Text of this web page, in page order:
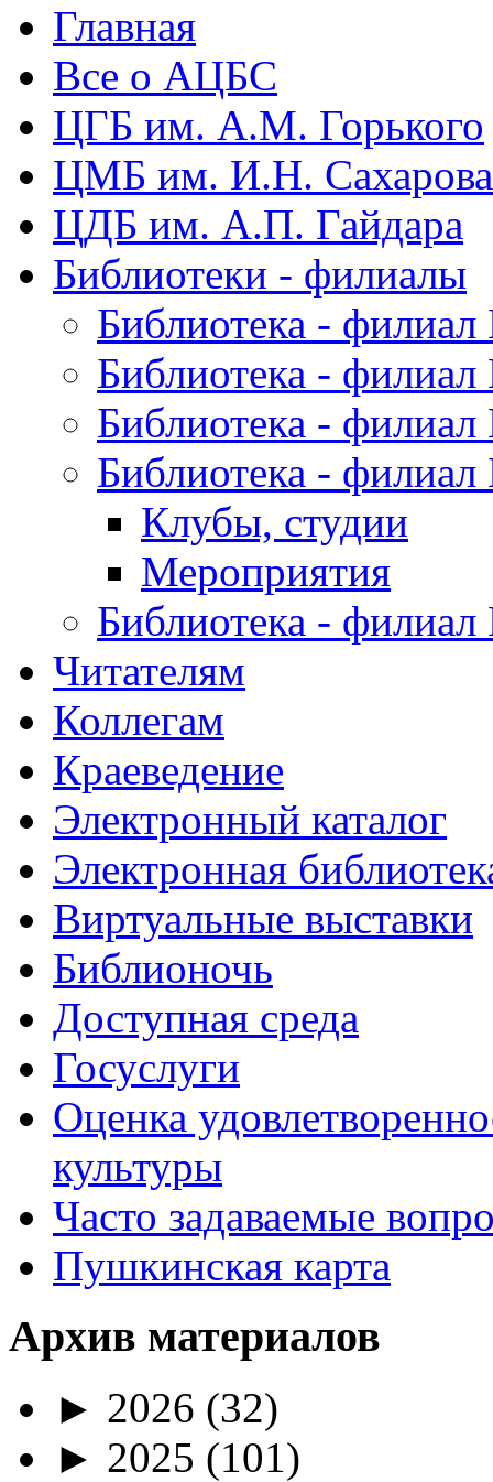
Главная
Все о АЦБС
ЦГБ им. А.М. Горького
ЦМБ им. И.Н. Сахарова
ЦДБ им. А.П. Гайдара
Библиотеки - филиалы
Библиотека -
Библиотека -
Библиотека -
Библиотека -
Клубы, студии
Мероприятия
Библиотека -
Читателям
Коллегам
Краеведение
Электронный каталог
Электронная
Виртуальные выставки
Библионочь
Доступная среда
Госуслуги
Оценка
культуры
Часто задаваемые
Пушкинская карта
Архив материалов
► 2026 (32)
► 2025 (101)